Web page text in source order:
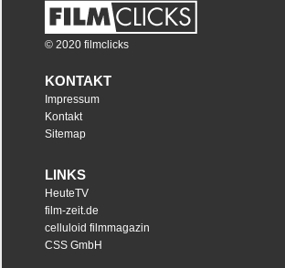
© 2020 filmclicks
KONTAKT
Impressum
Kontakt
Sitemap
LINKS
HeuteTV
film-zeit.de
celluloid filmmagazin
CSS GmbH